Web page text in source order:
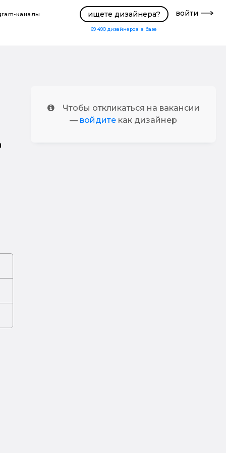
каналы ищете дизайнера?
69 490 дизайнеров в базе
войти
Чтобы откликаться на вакансии
— войдите как дизайнер